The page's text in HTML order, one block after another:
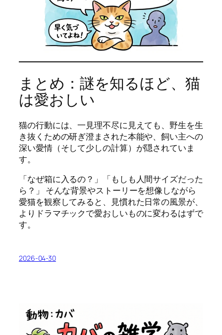
まとめ：謎を知るほど、猫
は愛おしい
猫の行動には、一見理不尽に見えても、野生を生
き抜くための研ぎ澄まされた本能や、飼い主への
深い愛情（そして少しの計算）が隠されていま
す。
「なぜ箱に入るの？」「もしも人間サイズだった
ら？」 そんな背景やストーリーを想像しながら
愛猫を観察してみると、見慣れた日常の風景が、
よりドラマチックで愛おしいものに変わるはずで
す。
2026-04-30